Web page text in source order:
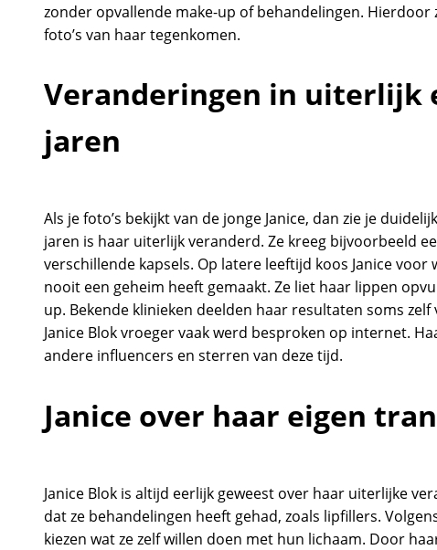
zonder opvallende make-up of behandelingen.
foto’s van haar tegenkomen.
Veranderingen in uiterlijk
jaren
Als je foto’s bekijkt van de jonge Janice, dan zie je
jaren is haar uiterlijk veranderd. Ze kreeg bijvoorbeeld
verschillende kapsels. Op latere leeftijd koos Janice
nooit een geheim heeft gemaakt. Ze liet haar lippen
up. Bekende klinieken deelden haar resultaten soms
Janice Blok vroeger vaak werd besproken op internet.
andere influencers en sterren van deze tijd.
Janice over haar eigen
Janice Blok is altijd eerlijk geweest over haar uiterlijke
dat ze behandelingen heeft gehad, zoals lipfillers.
kiezen wat ze zelf willen doen met hun lichaam. Door